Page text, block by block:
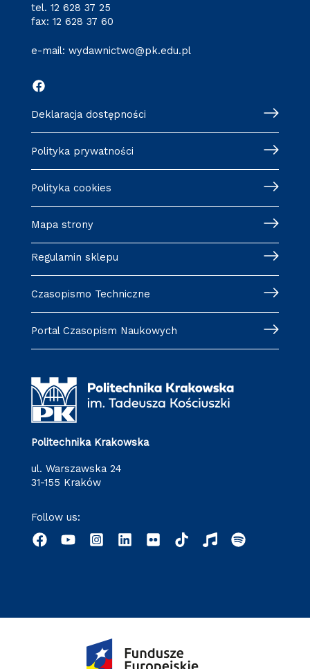
tel. 12 628 37 25
fax: 12 628 37 60
e-mail: wydawnictwo@pk.edu.pl
Deklaracja dostępności
Polityka prywatności
Polityka cookies
Mapa strony
Regulamin sklepu
Czasopismo Techniczne
Portal Czasopism Naukowych
Politechnika Krakowska
ul. Warszawska 24
31-155 Kraków
Follow us: